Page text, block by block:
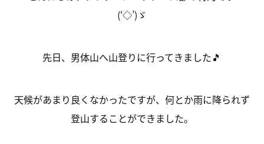
(‘◇’)ゞ
先日、男体山へ山登りに行ってきました🎵
天候があまり良くなかったですが、何とか雨に降られず
登山することができました。